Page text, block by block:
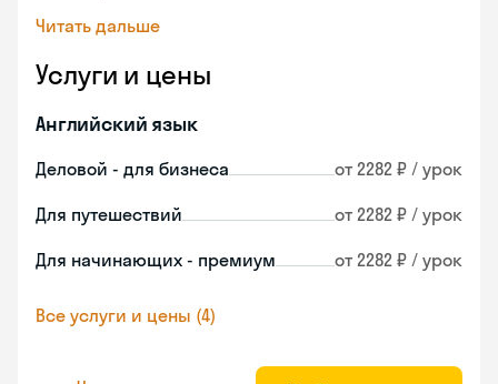
Читать дальше
Услуги и цены
Английский язык
Деловой - для бизнеса от 2282 ₽ / урок
Для путешествий от 2282 ₽ / урок
Для начинающих - премиум от 2282 ₽ / урок
Все услуги и цены (4)